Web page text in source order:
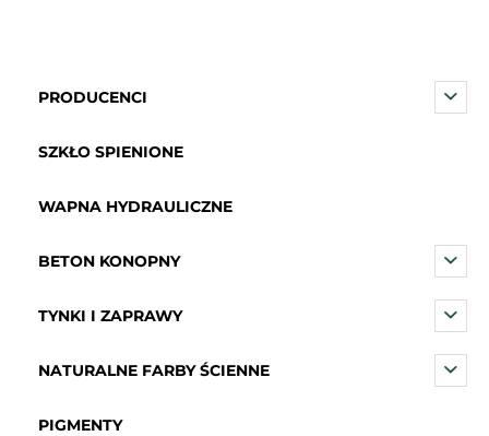
PRODUCENCI
SZKŁO SPIENIONE
WAPNA HYDRAULICZNE
BETON KONOPNY
TYNKI I ZAPRAWY
NATURALNE FARBY ŚCIENNE
PIGMENTY